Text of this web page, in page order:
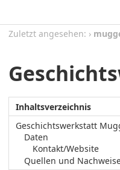
Zuletzt angesehen: ›
Inhaltsverzeichnis
Geschichtswerkstatt
Daten
Kontakt/Website
Quellen und